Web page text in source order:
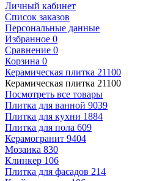
Личный кабинет
Список заказов
Персональные данные
Избранное 0
Сравнение 0
Корзина 0
Керамическая плитка 21100
Керамическая плитка 21100
Посмотреть все товары
Плитка для ванной 9039
Плитка для кухни 1884
Плитка для пола 609
Керамогранит 9404
Мозаика 830
Клинкер 106
Плитка для фасадов 214